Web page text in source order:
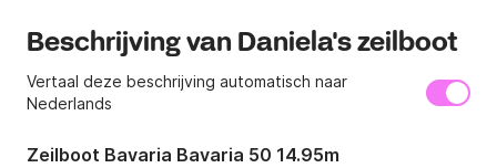
Beschrijving van Daniela's zeilboot
Vertaal deze beschrijving automatisch naar
Nederlands
Zeilboot Bavaria Bavaria 50 14.95m